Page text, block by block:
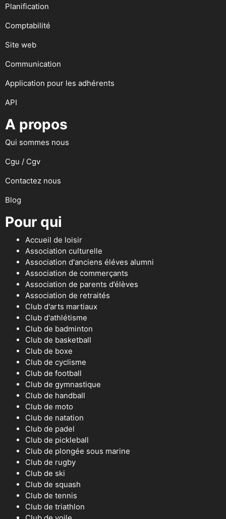
Planification
Comptabilité
Site web
Communication
Application pour les adhérents
API
A propos
Qui sommes nous
Cgu / Cgv
Contactez nous
Blog
Pour qui
Accueil de loisir
Association culturelle
Association d'anciens éléves alumni
Association de commerçants
Association de parents d’élèves
Association de retraités
Club d'arts martiaux
Club d'athlétisme
Club de badminton
Club de basketball
Club de boxe
Club de cyclisme
Club de football
Club de gymnastique
Club de handball
Club de moto
Club de natation
Club de padel
Club de pickleball
Club de plongée sous marine
Club de rugby
Club de ski
Club de squash
Club de tennis
Club de triathlon